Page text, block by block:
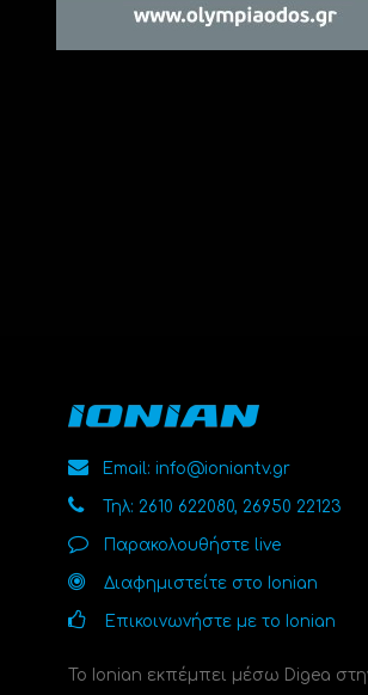
Email: info@ioniantv.gr
Τηλ: 2610 622080, 26950 22123
Παρακολουθήστε live
Διαφημιστείτε στο Ionian
Επικοινωνήστε με το Ionian
Το Ionian εκπέμπει μέσω Digea